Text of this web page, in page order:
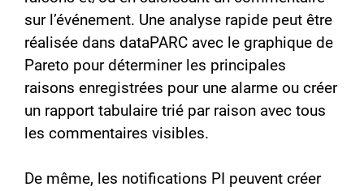
sur l’événement. Une analyse rapide peut être
réalisée dans dataPARC avec le graphique de
Pareto pour déterminer les principales
raisons enregistrées pour une alarme ou créer
un rapport tabulaire trié par raison avec tous
les commentaires visibles.
De même, les notifications PI peuvent créer